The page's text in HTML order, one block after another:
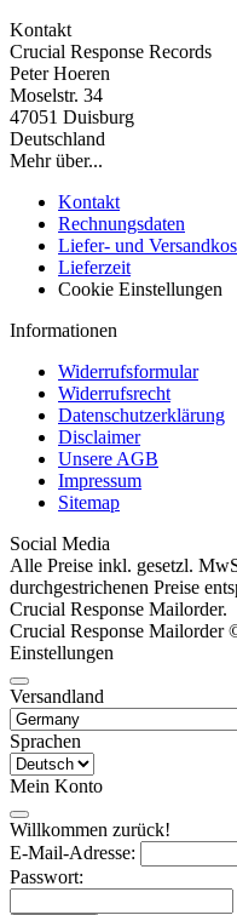
Kontakt
Crucial Response Records
Peter Hoeren
Moselstr. 34
47051 Duisburg
Deutschland
Mehr über...
Kontakt
Rechnungsdaten
Liefer- und
Lieferzeit
Cookie Einstellungen
Informationen
Widerrufsformular
Widerrufsrecht
Datenschutzerklärung
Disclaimer
Unsere AGB
Impressum
Sitemap
Social Media
Alle Preise inkl. gesetzl.
durchgestrichenen Preise
Crucial Response Mailorder.
Crucial Response Mailorder
Einstellungen
Versandland
Sprachen
Mein Konto
Willkommen zurück!
E-Mail-Adresse:
Passwort: